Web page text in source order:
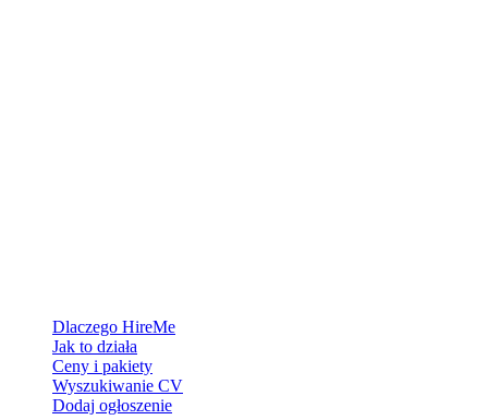
Dlaczego HireMe
Jak to działa
Ceny i pakiety
Wyszukiwanie CV
Dodaj ogłoszenie